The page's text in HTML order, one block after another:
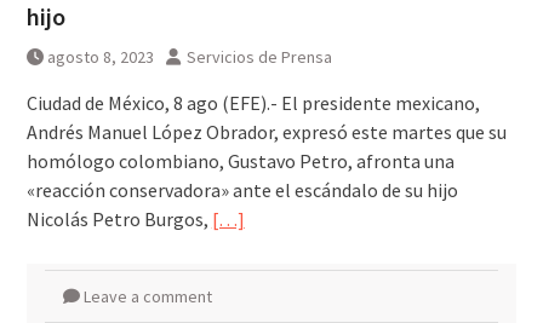
hijo
agosto 8, 2023 Servicios de Prensa
Ciudad de México, 8 ago (EFE).- El presidente mexicano,
Andrés Manuel López Obrador, expresó este martes que su
homólogo colombiano, Gustavo Petro, afronta una
«reacción conservadora» ante el escándalo de su hijo
Nicolás Petro Burgos, […]
Leave a comment